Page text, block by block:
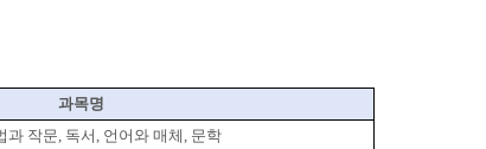
과목명
과 작문, 독서 , 언어와 매체 , 문학